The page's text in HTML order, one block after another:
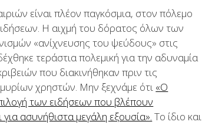
είναι πλέον παγκόσμια, στον πόλεμο
H αιχμή του δόρατος όλων των
«ανίχνευσης του ψεύδους» στις
τεράστια πολεμική για την αδυναμία
που διακινήθηκαν πριν τις
χρηστών. Μην ξεχνάμε ότι «Ο
των ειδήσεων που βλέπουν
ασυνήθιστα μεγάλη εξουσία». Το ίδιο και